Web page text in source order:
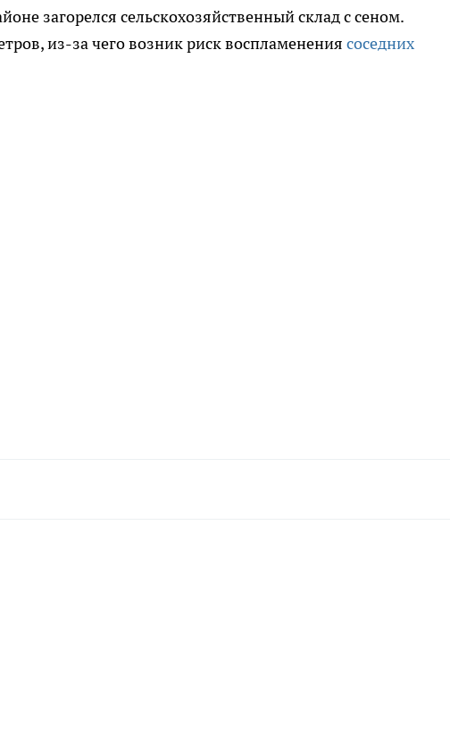
загорелся сельскохозяйственный склад с сеном.
из-за чего возник риск воспламенения соседних